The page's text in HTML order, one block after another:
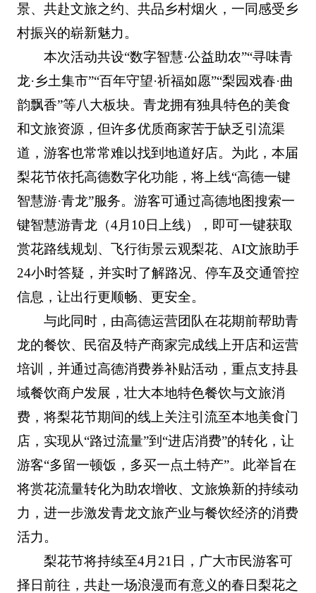
景、共赴文旅之约、共品乡村烟火，一同感受乡
村振兴的崭新魅力。
本次活动共设“数字智慧·公益助农”“寻味青
龙·乡土集市”“百年守望·祈福如愿”“梨园戏春·曲
韵飘香”等八大板块。青龙拥有独具特色的美食
和文旅资源，但许多优质商家苦于缺乏引流渠
道，游客也常常难以找到地道好店。为此，本届
梨花节依托高德数字化功能，将上线“高德一键
智慧游·青龙”服务。游客可通过高德地图搜索一
键智慧游青龙（4月10日上线），即可一键获取
赏花路线规划、飞行街景云观梨花、AI文旅助手
24小时答疑，并实时了解路况、停车及交通管控
信息，让出行更顺畅、更安全。
与此同时，由高德运营团队在花期前帮助青
龙的餐饮、民宿及特产商家完成线上开店和运营
培训，并通过高德消费券补贴活动，重点支持县
域餐饮商户发展，壮大本地特色餐饮与文旅消
费，将梨花节期间的线上关注引流至本地美食门
店，实现从“路过流量”到“进店消费”的转化，让
游客“多留一顿饭，多买一点土特产”。此举旨在
将赏花流量转化为助农增收、文旅焕新的持续动
力，进一步激发青龙文旅产业与餐饮经济的消费
活力。
梨花节将持续至4月21日，广大市民游客可
择日前往，共赴一场浪漫而有意义的春日梨花之